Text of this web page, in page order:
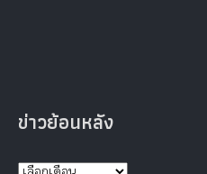
ข่าวย้อนหลัง